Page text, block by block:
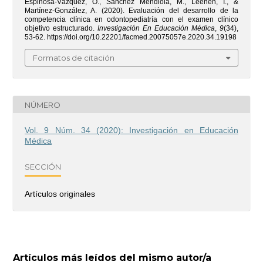
Espinosa-Vázquez, O., Sánchez Mendiola, M., Leenen, I., &
Martínez-González, A. (2020). Evaluación del desarrollo de la
competencia clínica en odontopediatría con el examen clínico
objetivo estructurado. Investigación En Educación Médica, 9(34),
53-62. https://doi.org/10.22201/facmed.20075057e.2020.34.19198
Formatos de citación
NÚMERO
Vol. 9 Núm. 34 (2020): Investigación en Educación
Médica
SECCIÓN
Artículos originales
Artículos más leídos del mismo autor/a